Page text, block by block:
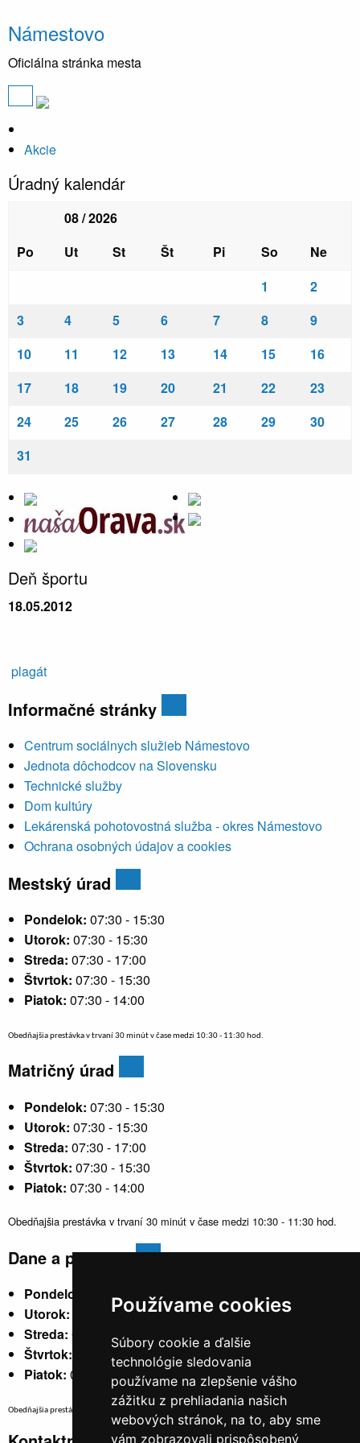
Používame cookies
Súbory cookie a ďalšie
technológie sledovania
používame na zlepšenie vášho
zážitku z prehliadania našich
webových stránok, na to, aby sme
vám zobrazovali prispôsobený
Námestovo
Oficiálna stránka mesta
Akcie
Úradný kalendár
08 / 2026
Po
Ut St Št Pi So
Ne
1
2
3
4 5 6 7 8
9
10
11 12 13 14 15
16
17
18 19 20 21 22
23
24
25 26 27 28 29
30
31
Deň športu
18.05.2012
plagát
Informačné stránky
Centrum sociálnych služieb Námestovo
Jednota dôchodcov na Slovensku
Technické služby
Dom kultúry
Lekárenská pohotovostná služba - okres Námestovo
Ochrana osobných údajov a cookies
Mestský úrad
Pondelok: 07:30 - 15:30
Utorok: 07:30 - 15:30
Streda: 07:30 - 17:00
Štvrtok: 07:30 - 15:30
Piatok: 07:30 - 14:00
Obedňajšia prestávka v trvaní 30 minút v čase medzi 10:30 - 11:30 hod.
Matričný úrad
Pondelok: 07:30 - 15:30
Utorok: 07:30 - 15:30
Streda: 07:30 - 17:00
Štvrtok: 07:30 - 15:30
Piatok: 07:30 - 14:00
Obedňajšia prestávka v trvaní 30 minút v čase medzi 10:30 - 11:30 hod.
Dane a poplatky
Pondelok:
07:30 - 15:30
Utorok:
nestránkový
Streda: 07:30 - 17:00
Štvrtok:
nestránkový
Piatok: 07:30 - 14:00
Obedňajšia prestávka v trvaní 30 minút v čase medzi 10:30 - 11:30 hod.